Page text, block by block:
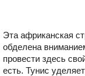
Эта африканская
обделена
провести здесь
есть. Тунис